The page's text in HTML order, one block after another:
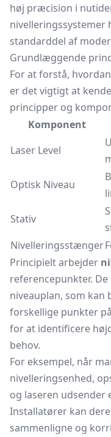
høj præcision i
nivelleringssystemer
standarddel af
Grundlæggende
For at forstå,
er det vigtigt at
principper og
Komponent
Laser Level
Optisk Niveau
Stativ
Nivelleringsstænger
Principielt arbejder
referencepunkter.
niveauplan, som kan
forskellige punkter
for at identificere
behov.
For eksempel, når
nivelleringsenhed,
og laseren udsender
Installatører kan
sammenligne og